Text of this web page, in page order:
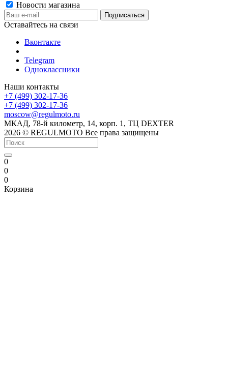
Новости магазина
Оставайтесь на связи
Вконтакте
Telegram
Одноклассники
Наши контакты
+7 (499) 302-17-36
+7 (499) 302-17-36
moscow@regulmoto.ru
МКАД, 78-й километр, 14, корп. 1, ТЦ DEXTER
2026 © REGULMOTO Все права защищены
0
0
0
Корзина